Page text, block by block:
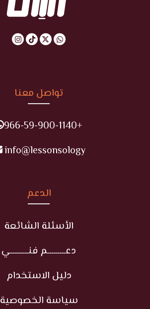
تواصل معنا
+966-59-900-1140
info@lessonsology
الدعم
الأسئلة الشائعة
دعـــــــــم فنـــــــــي
دليل الاستخدام
سياسة الخصوصية